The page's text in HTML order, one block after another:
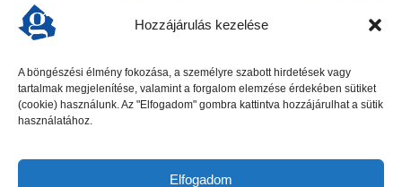
Hozzájárulás kezelése
A böngészési élmény fokozása, a személyre szabott hirdetések vagy
tartalmak megjelenítése, valamint a forgalom elemzése érdekében sütiket
(cookie) használunk. Az "Elfogadom" gombra kattintva hozzájárulhat a sütik
használatához.
Elfogadom
KERTI PARTI a Blahán
Vidám hangulat, retró zenék, finom falatok és tartalmas
délutánt”, amelyet a Blahán rendeztek meg június 12-én. A
kerti parti nem csak a szórakozásról szólt:...